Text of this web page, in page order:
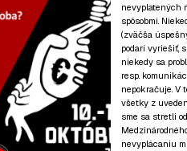
nevyplatených
spôsobmi.
(zväčša
podarí vyriešiť,
niekedy sa
resp.
nepokračuje. V
všetky z
sme sa stretli
nevyplácaniu